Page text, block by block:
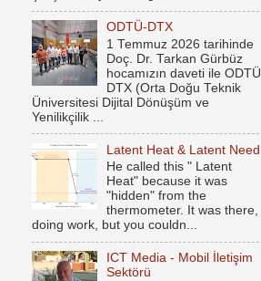
ODTÜ-DTX
1 Temmuz 2026 tarihinde
Doç. Dr. Tarkan Gürbüz
hocamızın daveti ile ODTÜ
DTX (Orta Doğu Teknik
Üniversitesi Dijital Dönüşüm ve
Yenilikçilik ...
Latent Heat & Latent Need
He called this " Latent
Heat" because it was
"hidden" from the
thermometer. It was there,
doing work, but you couldn...
ICT Media - Mobil İletişim
Sektörü